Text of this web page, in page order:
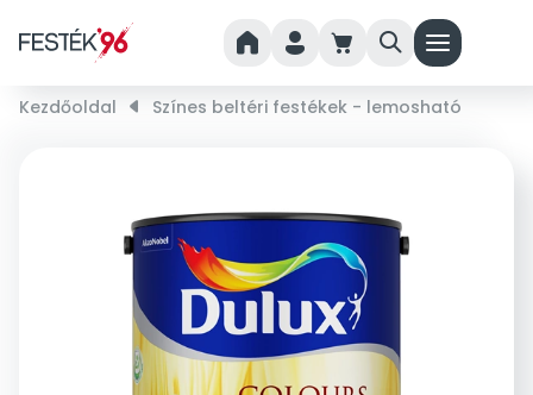
home person cart search menu
Kezdőoldal right_small Színes beltéri festékek - lemosható